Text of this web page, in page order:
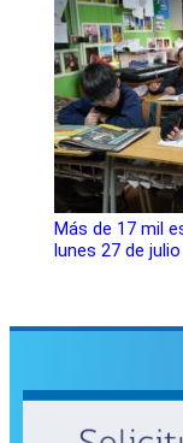
Más de 17 mil
lunes 27 de julio